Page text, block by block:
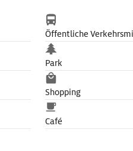
Öffentliche
Park
Shopping
Café